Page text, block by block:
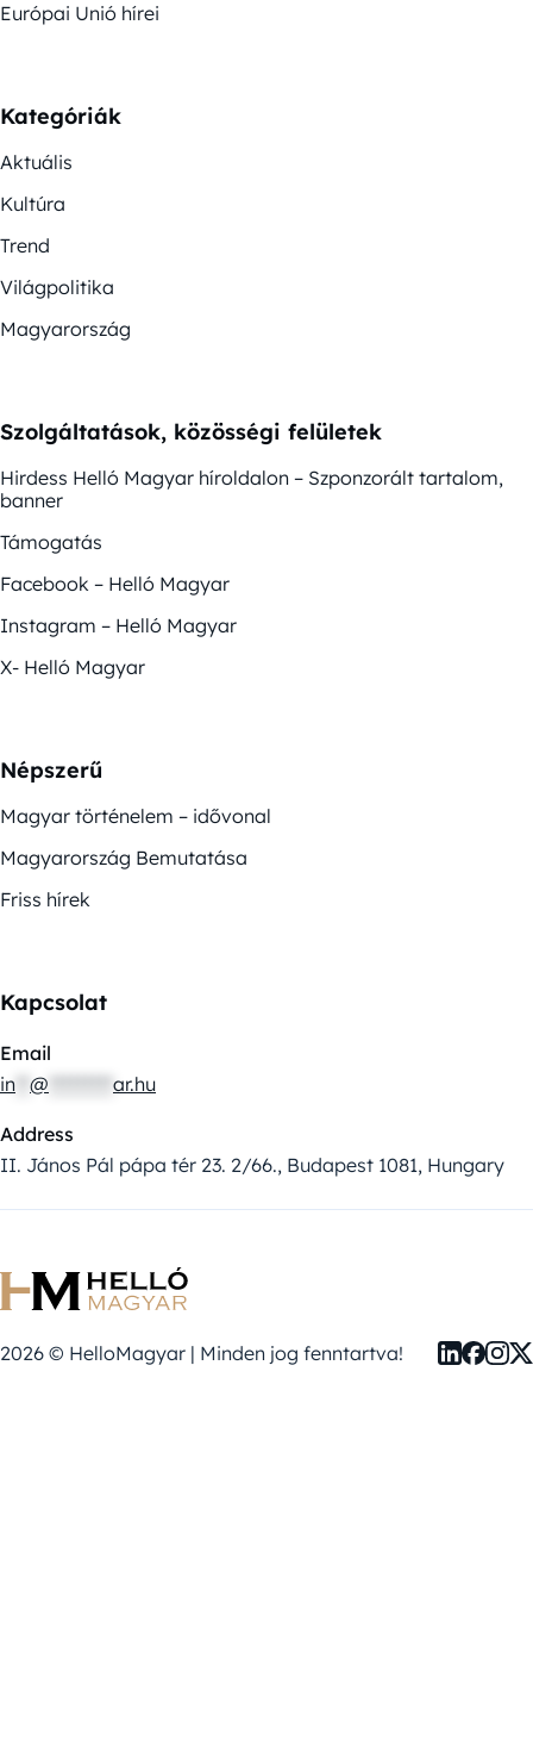
Európai Unió hírei
Kategóriák
Aktuális
Kultúra
Trend
Világpolitika
Magyarország
Szolgáltatások, közösségi felületek
Hirdess Helló Magyar híroldalon – Szponzorált tartalom,
banner
Támogatás
Facebook – Helló Magyar
Instagram – Helló Magyar
X- Helló Magyar
Népszerű
Magyar történelem – idővonal
Magyarország Bemutatása
Friss hírek
Kapcsolat
Email
in @ ar.hu
Address
II. János Pál pápa tér 23. 2/66., Budapest 1081, Hungary
2026 © HelloMagyar | Minden jog fenntartva!